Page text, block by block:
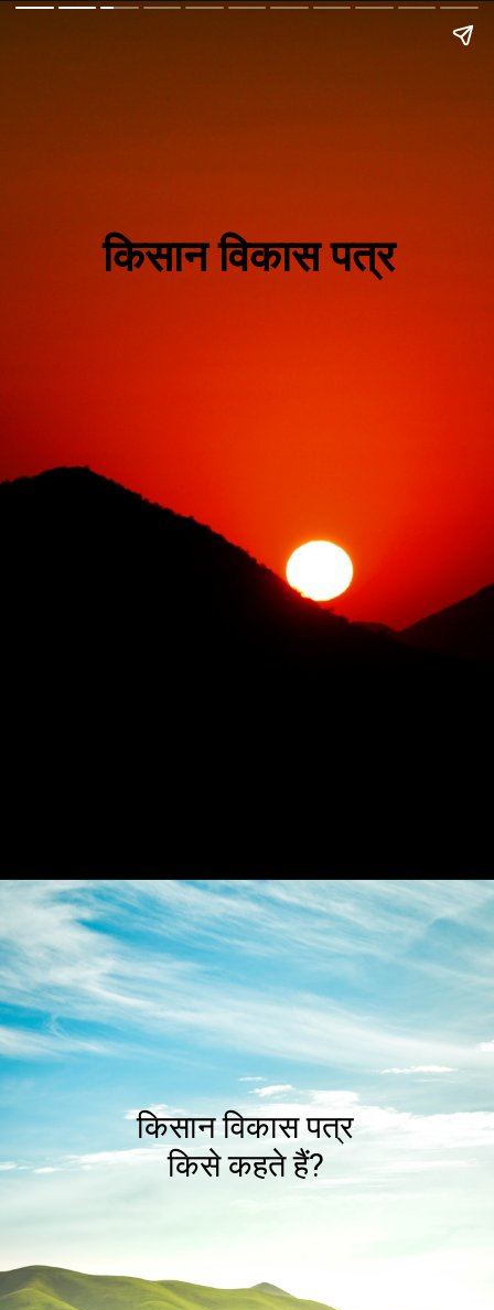
किसान विकास पत्र
किसान विकास पत्र
किसे कहते हैं?